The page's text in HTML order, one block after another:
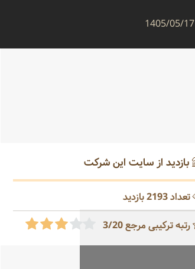
1405/05/17
بازدید از سایت این شرکت
تعداد 2193 بازدید
رتبه ترکیبی مرجع 3/20